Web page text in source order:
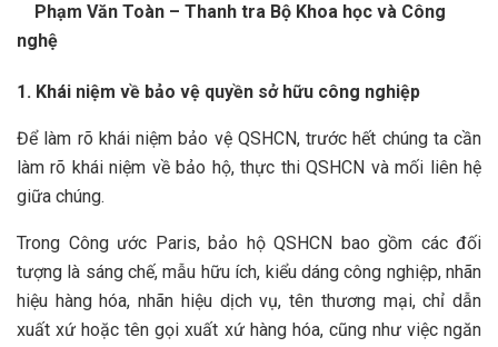
Phạm Văn Toàn – Thanh tra Bộ Khoa học và Công
nghệ
1. Khái niệm về bảo vệ quyền sở hữu công nghiệp
Để làm rõ khái niệm bảo vệ QSHCN, trước hết chúng ta cần
làm rõ khái niệm về bảo hộ, thực thi QSHCN và mối liên hệ
giữa chúng.
Trong Công ước Paris, bảo hộ QSHCN bao gồm các đối
tượng là sáng chế, mẫu hữu ích, kiểu dáng công nghiệp, nhãn
hiệu hàng hóa, nhãn hiệu dịch vụ, tên thương mại, chỉ dẫn
xuất xứ hoặc tên gọi xuất xứ hàng hóa, cũng như việc ngăn